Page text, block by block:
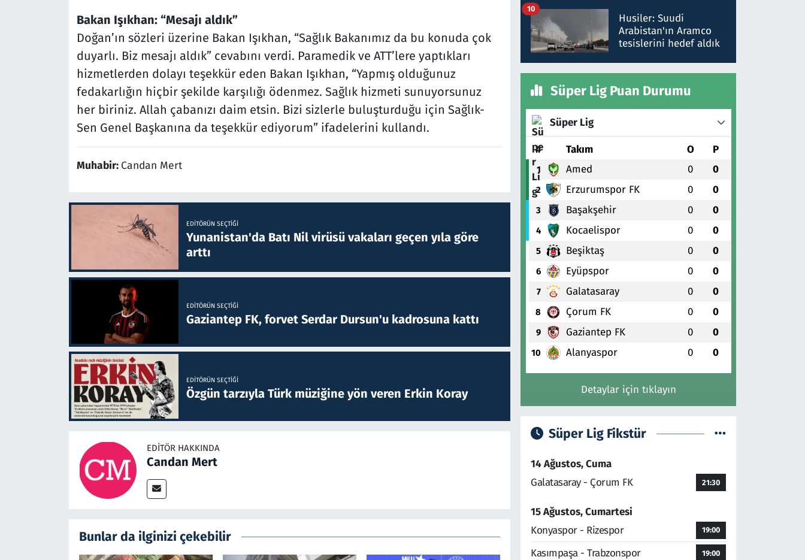
Bakan Işıkhan: “Mesajı aldık”
Doğan’ın sözleri üzerine Bakan Işıkhan, “Sağlık Bakanımız da bu konuda çok
duyarlı. Biz mesajı aldık” cevabını verdi. Paramedik ve ATT’lere yaptıkları
hizmetlerden dolayı teşekkür eden Bakan Işıkhan, “Yapmış olduğunuz
fedakarlığın hiçbir şekilde karşılığı ödenmez. Sağlık hizmeti sunuyorsunuz
her biriniz. Allah çabanızı daim etsin. Bizi sizlerle buluşturduğu için Sağlık-
Sen Genel Başkanına da teşekkür ediyorum” ifadelerini kullandı.
Muhabir: Candan Mert
EDITÖRÜN SEÇTIĞI
Yunanistan'da Batı Nil virüsü vakaları geçen yıla göre
arttı
EDITÖRÜN SEÇTIĞI
Gaziantep FK, forvet Serdar Dursun'u kadrosuna kattı
EDITÖRÜN SEÇTIĞI
Özgün tarzıyla Türk müziğine yön veren Erkin Koray
EDITÖR HAKKINDA
Candan Mert
Bunlar da ilginizi çekebilir
talimat verdi, ben
gönderdim
Husiler: Suudi
Arabistan'ın Aramco
tesislerini hedef aldık
10
Süper Lig Puan Durumu
Süper Lig
# Takım O P
1 Amed 0 0
2 Erzurumspor FK 0 0
3 Başakşehir 0 0
4 Kocaelispor 0 0
5 Beşiktaş 0 0
6 Eyüpspor 0 0
7 Galatasaray 0 0
8 Çorum FK 0 0
9 Gaziantep FK 0 0
10 Alanyaspor 0 0
Detaylar için tıklayın
Süper Lig Fikstür
14 Ağustos, Cuma
Galatasaray - Çorum FK
21:30
15 Ağustos, Cumartesi
Konyaspor - Rizespor
19:00
Kasımpaşa - Trabzonspor 19:00